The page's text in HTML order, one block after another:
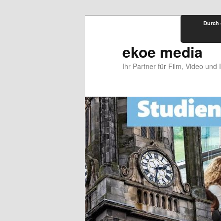
ekoe media
Ihr Partner für Film, Video und
Durch